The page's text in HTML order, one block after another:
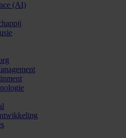
(AI)